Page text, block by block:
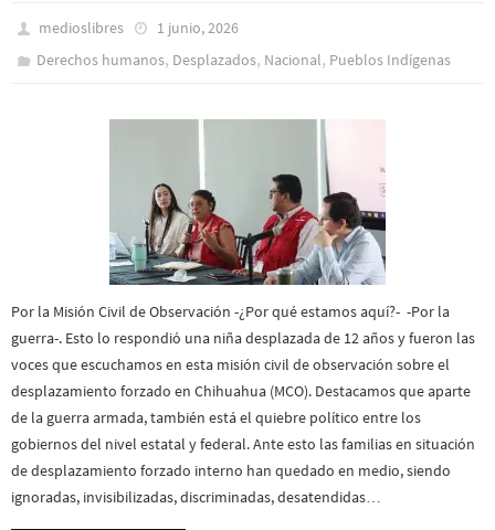
medioslibres
1 junio, 2026
Derechos humanos, Desplazados, Nacional, Pueblos Indí­genas
Por la Misión Civil de Observación -¿Por qué estamos aquí?- -Por la
guerra-. Esto lo respondió una niña desplazada de 12 años y fueron las
voces que escuchamos en esta misión civil de observación sobre el
desplazamiento forzado en Chihuahua (MCO). Destacamos que aparte
de la guerra armada, también está el quiebre político entre los
gobiernos del nivel estatal y federal. Ante esto las familias en situación
de desplazamiento forzado interno han quedado en medio, siendo
ignoradas, invisibilizadas, discriminadas, desatendidas…